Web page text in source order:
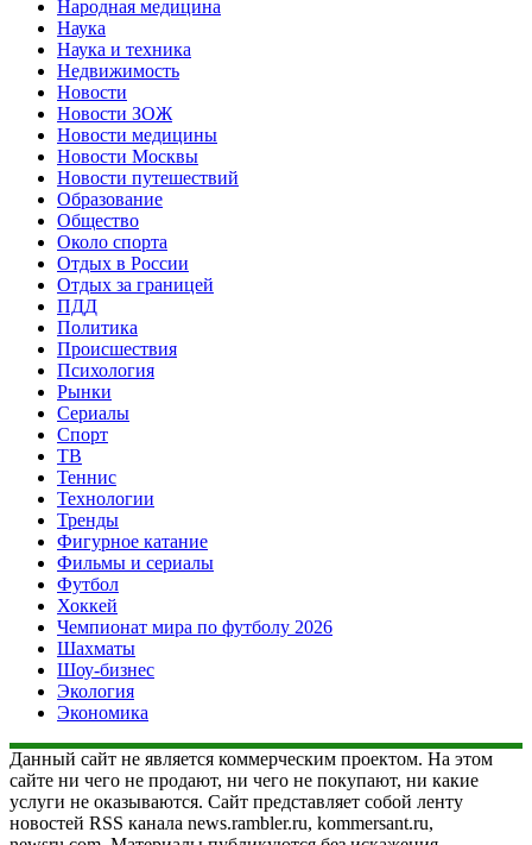
Народная медицина
Наука
Наука и техника
Недвижимость
Новости
Новости ЗОЖ
Новости медицины
Новости Москвы
Новости путешествий
Образование
Общество
Около спорта
Отдых в России
Отдых за границей
ПДД
Политика
Происшествия
Психология
Рынки
Сериалы
Спорт
ТВ
Теннис
Технологии
Тренды
Фигурное катание
Фильмы и сериалы
Футбол
Хоккей
Чемпионат мира по футболу 2026
Шахматы
Шоу-бизнес
Экология
Экономика
Данный сайт не является коммерческим проектом. На этом
сайте ни чего не продают, ни чего не покупают, ни какие
услуги не оказываются. Сайт представляет собой ленту
новостей RSS канала news.rambler.ru, kommersant.ru,